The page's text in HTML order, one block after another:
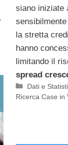
siano iniziate
la stretta
hanno
limitando il
spread
Categorie
Dati e
Ricerca Case in